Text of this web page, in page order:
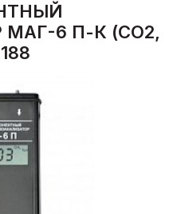
6 П-К (CO2,